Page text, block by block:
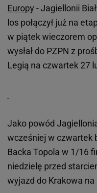
Europy - Jagiellonii
los połączył już na
w piątek wieczorem
wysłał do PZPN z
Legią na czwartek 27
Jako powód
wcześniej w czwartek
Backa Topola w 1/16
niedzielę przed
wyjazd do Krakowa